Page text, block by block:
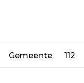
Gemeente 112